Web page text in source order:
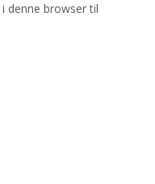
denne browser til